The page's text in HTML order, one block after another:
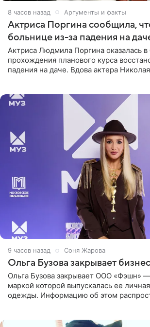
8 часов назад Аргументы и факты
Актриса Поргина сообщила,
больнице из-за падения на
Актриса Людмила Поргина оказалась
прохождения планового курса
падения на даче. Вдова актера
9 часов назад Соня Жарова
Ольга Бузова закрывает
Ольга Бузова закрывает ООО «Фэшн»
маркой которой выпускалась ее
одежды. Информацию об этом